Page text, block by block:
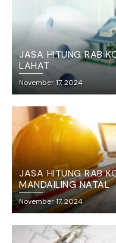
JASA HITUNG RAB
LAHAT
November 17, 2024
JASA HITUNG RAB
MANDAILING NATAL
November 17, 2024